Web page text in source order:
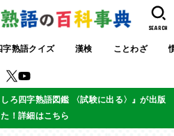
字熟語クイズ 漢検 ことわざ
SEARCH
ろ四字熟語図鑑 〈試験に出る〉』が出版
！詳細はこちら